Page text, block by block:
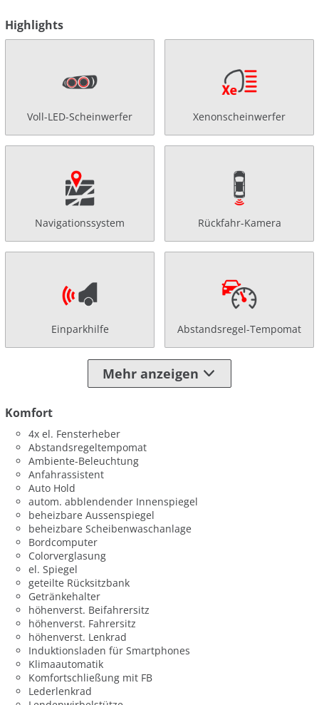
Highlights
Voll-LED-Scheinwerfer Xenonscheinwerfer
Navigationssystem Rückfahr-Kamera
Einparkhilfe Abstandsregel-Tempomat
Mehr anzeigen
Komfort
4x el. Fensterheber
Abstandsregeltempomat
Ambiente-Beleuchtung
Anfahrassistent
Auto Hold
autom. abblendender Innenspiegel
beheizbare Aussenspiegel
beheizbare Scheibenwaschanlage
Bordcomputer
Colorverglasung
el. Spiegel
geteilte Rücksitzbank
Getränkehalter
höhenverst. Beifahrersitz
höhenverst. Fahrersitz
höhenverst. Lenkrad
Induktionsladen für Smartphones
Klimaautomatik
Komfortschließung mit FB
Lederlenkrad